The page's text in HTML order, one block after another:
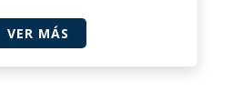
VER MÁS